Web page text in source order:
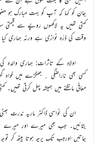
جان کو کہا کہ آپ کو بہت مبارک ہو
کہتی تھیں یہ لاکھوں روپے سے قیمتی
وقت کی ذرّہ نوازی ہے ورنہ ہماری
اولاد کے تاثرات: ہماری والدہ
کسی بھی ناراضگی ؍ جھگڑے میں خواہ
معافی مانگنے میں ہمیشہ پہل کرتی تھیں۔
ان کی نواسی ڈاکٹر ماریہ ندرت
بتائیں۔ جب بھی میرے اور میرے
جاتیں اورجب تک پرچہ ہوتا بیٹھ کر